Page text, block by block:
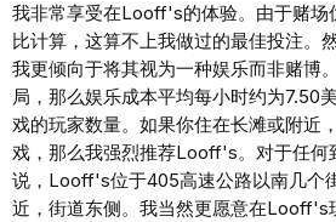
我非常享受在Looff's的体验。由于赌场
比计算，这算不上我做过的最佳投注。
我更倾向于将其视为一种娱乐而非赌博
局，那么娱乐成本平均每小时约为7.50
戏的玩家数量。如果你住在长滩或附近
戏，那么我强烈推荐Looff's。对于任何
说，Looff's位于405高速公路以南几个
近，街道东侧。我当然更愿意在Looff's